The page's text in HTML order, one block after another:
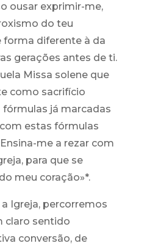
ousar exprimir-me,
do teu
forma diferente à da
gerações antes de ti.
Missa solene que
como sacrifício
já marcadas
estas fórmulas
me a rezar com
para que se
meu coração»*.
Igreja, percorremos
claro sentido
conversão, de